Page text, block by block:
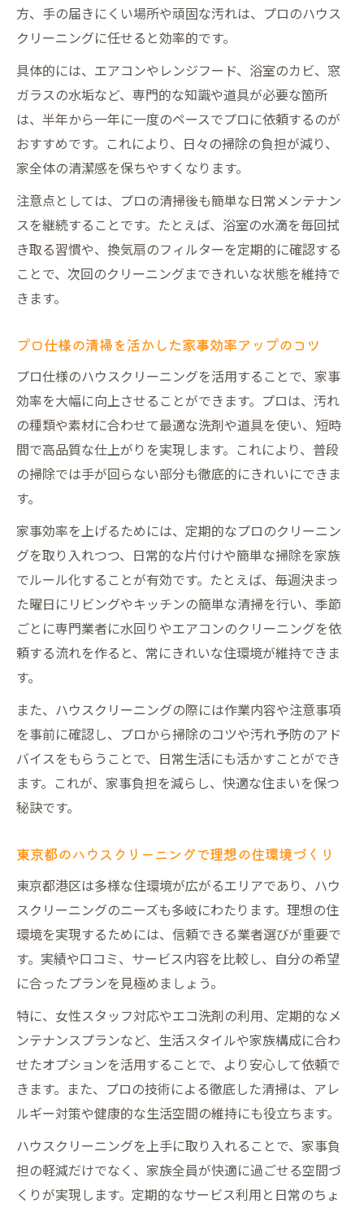
方、手の届きにくい場所や頑固な汚れは、プロのハウス
クリーニングに任せると効率的です。
具体的には、エアコンやレンジフード、浴室のカビ、窓
ガラスの水垢など、専門的な知識や道具が必要な箇所
は、半年から一年に一度のペースでプロに依頼するのが
おすすめです。これにより、日々の掃除の負担が減り、
家全体の清潔感を保ちやすくなります。
注意点としては、プロの清掃後も簡単な日常メンテナン
スを継続することです。たとえば、浴室の水滴を毎回拭
き取る習慣や、換気扇のフィルターを定期的に確認する
ことで、次回のクリーニングまできれいな状態を維持で
きます。
プロ仕様の清掃を活かした家事効率アップのコツ
プロ仕様のハウスクリーニングを活用することで、家事
効率を大幅に向上させることができます。プロは、汚れ
の種類や素材に合わせて最適な洗剤や道具を使い、短時
間で高品質な仕上がりを実現します。これにより、普段
の掃除では手が回らない部分も徹底的にきれいにできま
す。
家事効率を上げるためには、定期的なプロのクリーニン
グを取り入れつつ、日常的な片付けや簡単な掃除を家族
でルール化することが有効です。たとえば、毎週決まっ
た曜日にリビングやキッチンの簡単な清掃を行い、季節
ごとに専門業者に水回りやエアコンのクリーニングを依
頼する流れを作ると、常にきれいな住環境が維持できま
す。
また、ハウスクリーニングの際には作業内容や注意事項
を事前に確認し、プロから掃除のコツや汚れ予防のアド
バイスをもらうことで、日常生活にも活かすことができ
ます。これが、家事負担を減らし、快適な住まいを保つ
秘訣です。
東京都のハウスクリーニングで理想の住環境づくり
東京都港区は多様な住環境が広がるエリアであり、ハウ
スクリーニングのニーズも多岐にわたります。理想の住
環境を実現するためには、信頼できる業者選びが重要で
す。実績や口コミ、サービス内容を比較し、自分の希望
に合ったプランを見極めましょう。
特に、女性スタッフ対応やエコ洗剤の利用、定期的なメ
ンテナンスプランなど、生活スタイルや家族構成に合わ
せたオプションを活用することで、より安心して依頼で
きます。また、プロの技術による徹底した清掃は、アレ
ルギー対策や健康的な生活空間の維持にも役立ちます。
ハウスクリーニングを上手に取り入れることで、家事負
担の軽減だけでなく、家族全員が快適に過ごせる空間づ
くりが実現します。定期的なサービス利用と日常のちょ